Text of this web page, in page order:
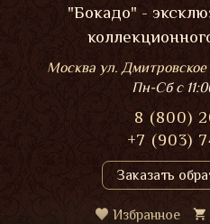
"Бокадо" -
Москва ул. Дмитровское
Пн-Сбс
8 (800)
+7 (903)
Заказать
Избранное